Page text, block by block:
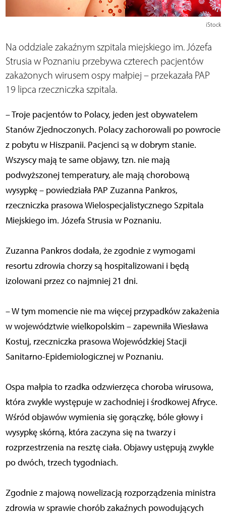
iStock
Na oddziale zakaźnym szpitala miejskiego im. Józefa
Strusia w Poznaniu przebywa czterech pacjentów
zakażonych wirusem ospy małpiej – przekazała PAP
19 lipca rzeczniczka szpitala.
– Troje pacjentów to Polacy, jeden jest obywatelem
Stanów Zjednoczonych. Polacy zachorowali po powrocie
z pobytu w Hiszpanii. Pacjenci są w dobrym stanie.
Wszyscy mają te same objawy, tzn. nie mają
podwyższonej temperatury, ale mają chorobową
wysypkę – powiedziała PAP Zuzanna Pankros,
rzeczniczka prasowa Wielospecjalistycznego Szpitala
Miejskiego im. Józefa Strusia w Poznaniu.
Zuzanna Pankros dodała, że zgodnie z wymogami
resortu zdrowia chorzy są hospitalizowani i będą
izolowani przez co najmniej 21 dni.
– W tym momencie nie ma więcej przypadków zakażenia
w województwie wielkopolskim – zapewniła Wiesława
Kostuj, rzeczniczka prasowa Wojewódzkiej Stacji
Sanitarno-Epidemiologicznej w Poznaniu.
Ospa małpia to rzadka odzwierzęca choroba wirusowa,
która zwykle występuje w zachodniej i środkowej Afryce.
Wśród objawów wymienia się gorączkę, bóle głowy i
wysypkę skórną, która zaczyna się na twarzy i
rozprzestrzenia na resztę ciała. Objawy ustępują zwykle
po dwóch, trzech tygodniach.
Zgodnie z majową nowelizacją rozporządzenia ministra
zdrowia w sprawie chorób zakaźnych powodujących